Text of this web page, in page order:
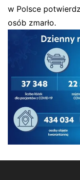
w Polsce
osób zmarło.